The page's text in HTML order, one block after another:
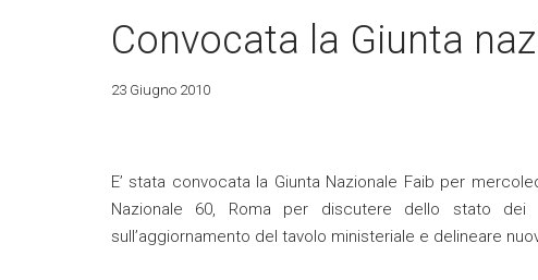
Convocata la Giunta
23 Giugno 2010
E’ stata convocata la Giunta Nazionale Faib per
Nazionale 60, Roma per discutere dello stato
sull’aggiornamento del tavolo ministeriale e delineare